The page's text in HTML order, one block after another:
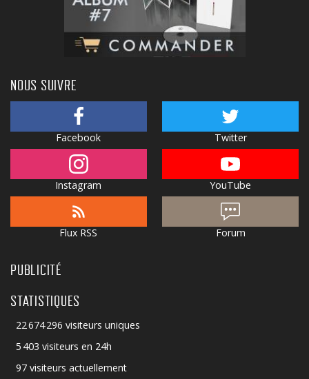
NOUS SUIVRE
Facebook Twitter
Instagram YouTube
Flux RSS Forum
PUBLICITÉ
STATISTIQUES
22 674 296 visiteurs uniques
5 403 visiteurs en 24h
97 visiteurs actuellement